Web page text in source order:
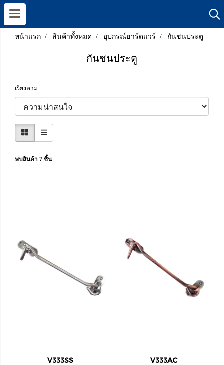
หน้าแรก สินค้าทั้งหมด อุปกรณ์ฮาร์ดแวร์ กันชนประตู
กันชนประตู
เรียงตาม
พบสินค้า 7 ชิ้น
V333SS V333AC